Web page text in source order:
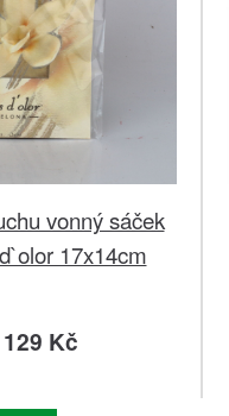
vonný sáček
17x14cm
Kč